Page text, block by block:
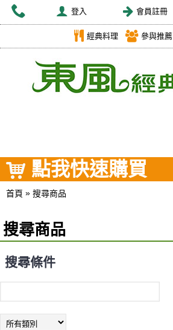
登入 會員註冊
經典料理 參與推薦
點我快速購買
首頁 » 搜尋商品
搜尋商品
搜尋條件